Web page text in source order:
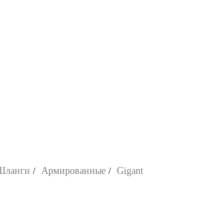
/ Армированные / Gigant